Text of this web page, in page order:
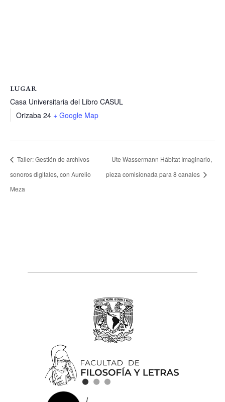
LUGAR
Casa Universitaria del Libro CASUL
Orizaba 24 + Google Map
Taller: Gestión de archivos
sonoros digitales, con Aurelio
Meza
Ute Wassermann Hábitat Imaginario,
pieza comisionada para 8 canales